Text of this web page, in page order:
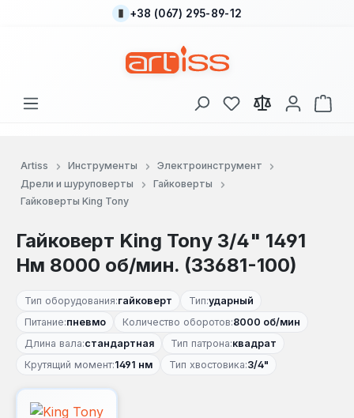
Перейти к основному содержанию
+38 (067) 295-89-12
У вас есть товары
В
Artiss Инструменты
Электроинструмент
Дрели и шуруповерты
Гайковерты
Гайковерты King Tony
Гайковерт King Tony 3/4" 1491
Нм 8000 об/мин. (33681-100)
Тип оборудования:гайковерт Тип:ударный
Питание:пневмо Количество оборотов:8000 об/мин
Длина вала:стандартная Тип патрона:квадрат
Крутящий момент:1491 нм Тип хвостовика:3/4"